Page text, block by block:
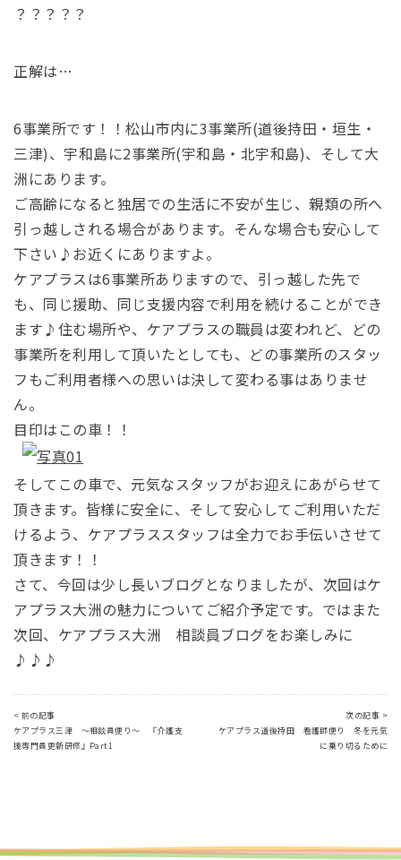
？？？？？
正解は…
6事業所です！！松山市内に3事業所(道後持田・垣生・
三津)、宇和島に2事業所(宇和島・北宇和島)、そして大
洲にあります。
ご高齢になると独居での生活に不安が生じ、親類の所へ
引っ越しされる場合があります。そんな場合も安心して
下さい♪お近くにありますよ。
ケアプラスは6事業所ありますので、引っ越した先で
も、同じ援助、同じ支援内容で利用を続けることができ
ます♪住む場所や、ケアプラスの職員は変われど、どの
事業所を利用して頂いたとしても、どの事業所のスタッ
フもご利用者様への思いは決して変わる事はありませ
ん。
目印はこの車！！
そしてこの車で、元気なスタッフがお迎えにあがらせて
頂きます。皆様に安全に、そして安心してご利用いただ
けるよう、ケアプラススタッフは全力でお手伝いさせて
頂きます！！
さて、今回は少し長いブログとなりましたが、次回はケ
アプラス大洲の魅力についてご紹介予定です。ではまた
次回、ケアプラス大洲 相談員ブログをお楽しみに
♪♪♪
< 前の記事
ケアプラス三津 ～相談員便り～ 『介護支
援専門員更新研修』Part1
次の記事 >
ケアプラス道後持田 看護師便り 冬を元気
に乗り切るために